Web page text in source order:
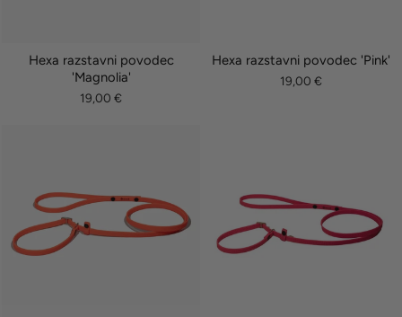
Hexa razstavni povodec
'Magnolia'
19,00 €
Hexa razstavni povodec 'Pink'
19,00 €